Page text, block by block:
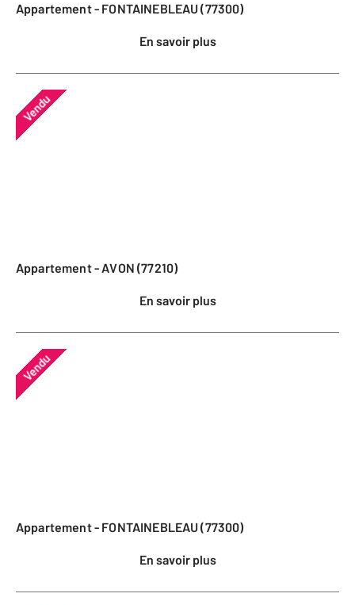
Appartement - FONTAINEBLEAU (77300)
En savoir plus
Vendu
Appartement - AVON (77210)
En savoir plus
Vendu
Appartement - FONTAINEBLEAU (77300)
En savoir plus